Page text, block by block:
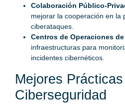
Colaboración Público-
mejorar la cooperación en la
ciberataques.
Centros de Operaciones
infraestructuras para
incidentes cibernéticos.
Mejores
Ciberseguridad